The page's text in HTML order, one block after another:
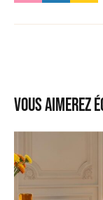
Vous aimerez